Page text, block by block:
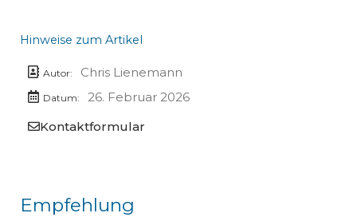
Hinweise zum Artikel
Autor: Chris Lienemann
Datum:
26. Februar 2026
Kontaktformular
Empfehlung